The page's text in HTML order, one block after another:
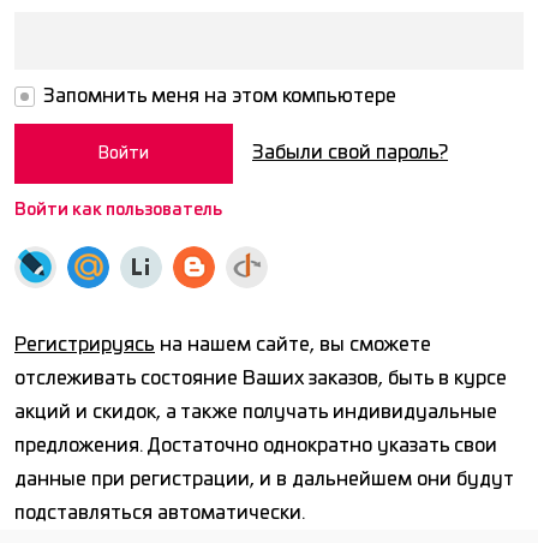
Запомнить меня на этом компьютере
Забыли свой пароль?
Войти как пользователь
Регистрируясь на нашем сайте, вы сможете
отслеживать состояние Ваших заказов, быть в курсе
акций и скидок, а также получать индивидуальные
предложения. Достаточно однократно указать свои
данные при регистрации, и в дальнейшем они будут
подставляться автоматически.